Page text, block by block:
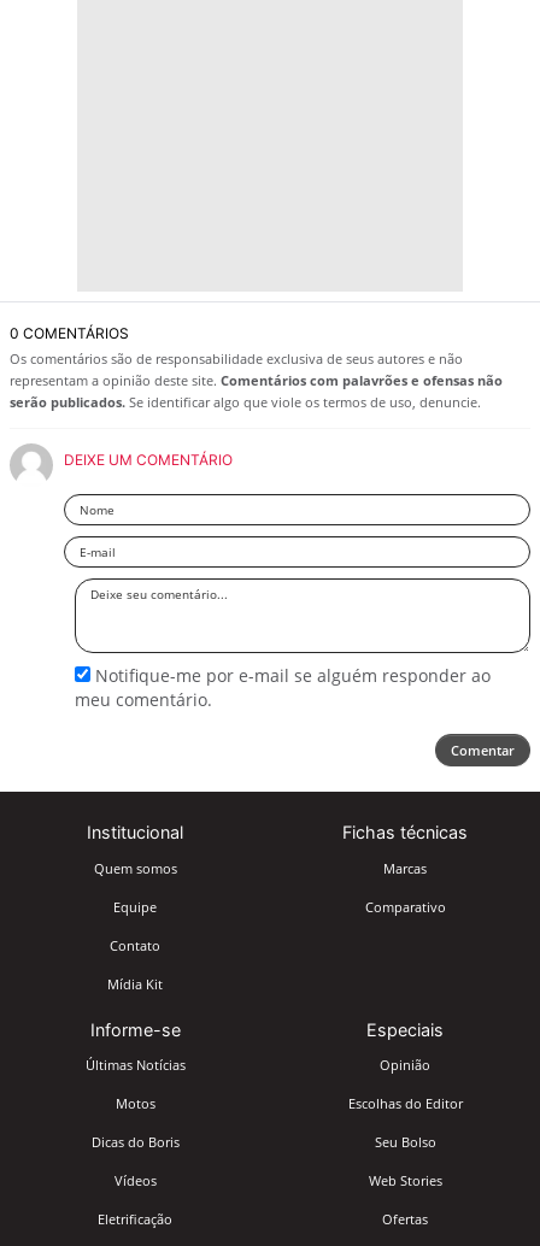
0 COMENTÁRIOS
Os comentários são de responsabilidade exclusiva de seus autores e não
representam a opinião deste site. Comentários com palavrões e ofensas não
serão publicados. Se identificar algo que viole os termos de uso, denuncie.
DEIXE UM COMENTÁRIO
Nome
Email
Deixe
Notifique-me por e-mail se alguém responder ao
meu comentário.
Comentar
Institucional
Quem somos
Equipe
Contato
Mídia Kit
Fichas técnicas
Marcas
Comparativo
Informe-se
Últimas Notícias
Motos
Dicas do Boris
Vídeos
Eletrificação
Especiais
Opinião
Escolhas do Editor
Seu Bolso
Web Stories
Ofertas